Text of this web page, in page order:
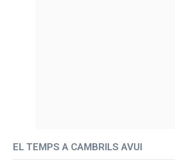
EL TEMPS A CAMBRILS AVUI